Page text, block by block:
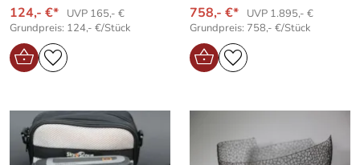
124,- €*
UVP 165,- €
Grundpreis: 124,- €/Stück
758,- €*
UVP 1.895,- €
Grundpreis: 758,- €/Stück